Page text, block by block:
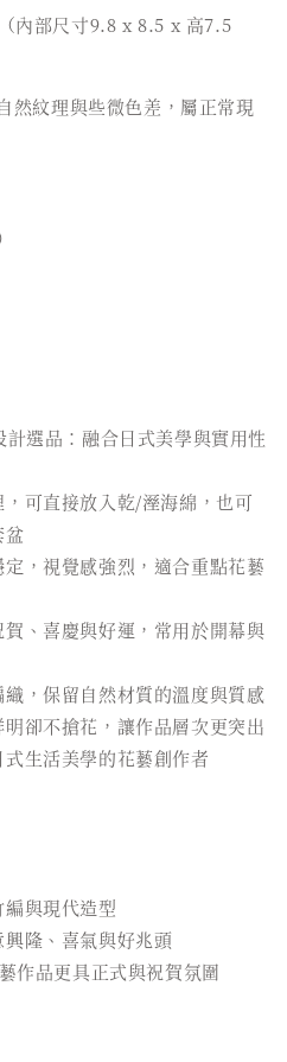
內部尺寸9.8 x 8.5 x 高7.5
然紋理與些微色差，屬正常現
選品：融合日式美學與實用性
可直接放入乾/溼海綿，也可
盆
，視覺感強烈，適合重點花藝
、喜慶與好運，常用於開幕與
，保留自然材質的溫度與質感
卻不搶花，讓作品層次更突出
生活美學的花藝創作者
與現代造型
隆、喜氣與好兆頭
作品更具正式與祝賀氛圍